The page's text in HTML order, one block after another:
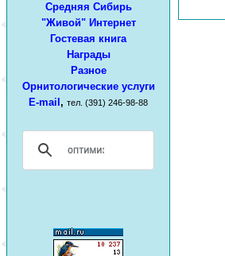
Средняя Сибирь
"Живой" Интернет
Гостевая книга
Награды
Разное
Орнитологические услуги
E-mail , тел. (391) 246-98-88